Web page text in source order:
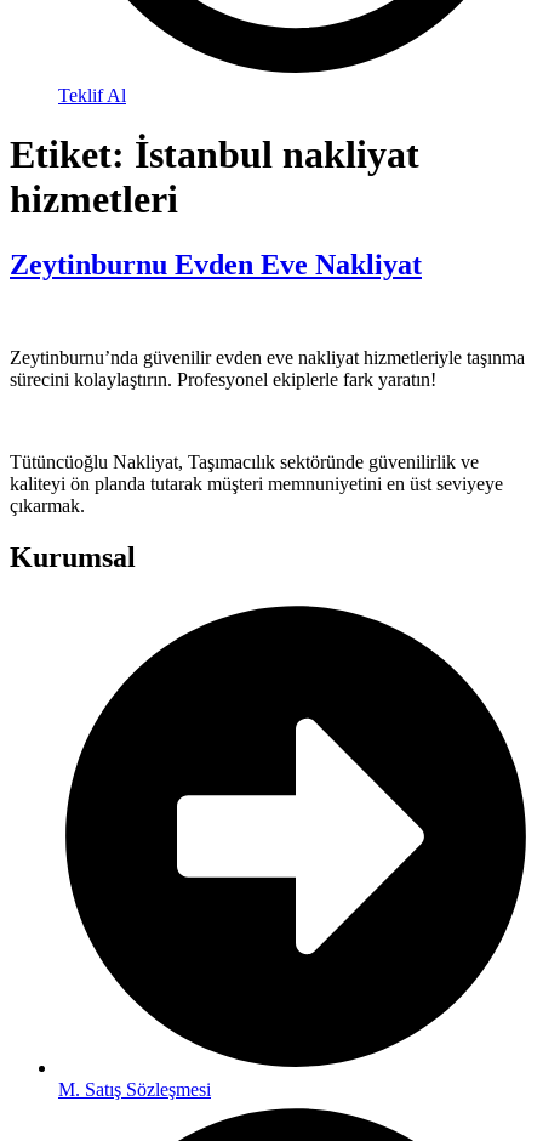
Teklif Al
Etiket: İstanbul nakliyat
hizmetleri
Zeytinburnu Evden Eve Nakliyat
Zeytinburnu’nda güvenilir evden eve nakliyat hizmetleriyle taşınma
sürecini kolaylaştırın. Profesyonel ekiplerle fark yaratın!
Tütüncüoğlu Nakliyat, Taşımacılık sektöründe güvenilirlik ve
kaliteyi ön planda tutarak müşteri memnuniyetini en üst seviyeye
çıkarmak.
Kurumsal
M. Satış Sözleşmesi